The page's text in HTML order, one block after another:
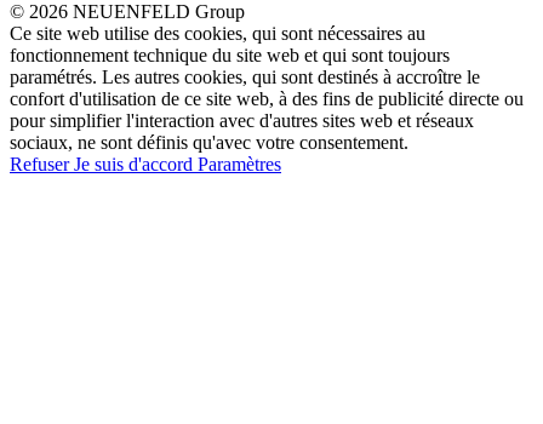
© 2026 NEUENFELD Group
Ce site web utilise des cookies, qui sont nécessaires au
fonctionnement technique du site web et qui sont toujours
paramétrés. Les autres cookies, qui sont destinés à accroître le
confort d'utilisation de ce site web, à des fins de publicité directe ou
pour simplifier l'interaction avec d'autres sites web et réseaux
sociaux, ne sont définis qu'avec votre consentement.
RefuserJe suis d'accord Paramètres